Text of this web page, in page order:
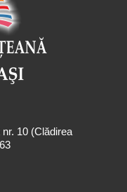
10 (Clădirea